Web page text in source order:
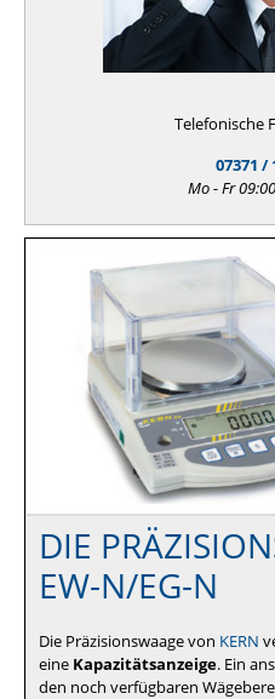
Telefonische
07371 /
Mo - Fr
DIE
EW-N/EG-N
Die Präzisionswaage von KERN
eine Kapazitätsanzeige. Ein
den noch verfügbaren